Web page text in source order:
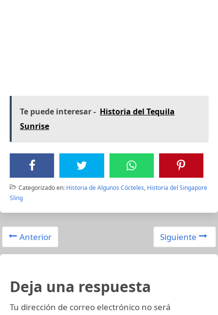
Te puede interesar - Historia del Tequila
Sunrise
Categorizado en: Historia de Algunos Cócteles, Historia del Singapore
Sling
Anterior Siguiente
Deja una respuesta
Tu dirección de correo electrónico no será